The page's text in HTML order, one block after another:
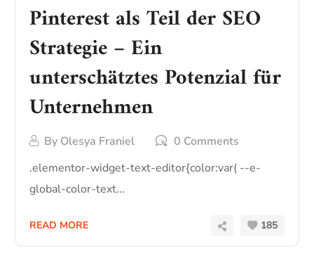
Pinterest als Teil der SEO
Strategie – Ein
unterschätztes Potenzial für
Unternehmen
By Olesya Franiel
0 Comments
.elementor-widget-text-editor{color:var( --e-
global-color-text...
READ MORE 185